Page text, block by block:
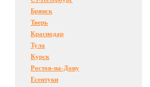
Брянск
Тверь
Краснодар
Тула
Курск
Ростов-на-Дону
Есентуки